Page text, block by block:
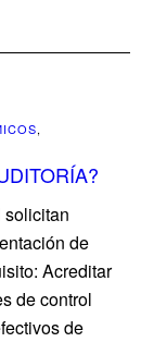
,
solicitan
de
Acreditar
de control
de